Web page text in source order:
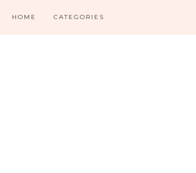
HOME CATEGORIES